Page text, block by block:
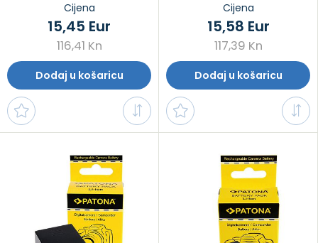
Cijena
116,41 Kn
15,45 Eur
Dodaj u košaricu
Cijena
117,39 Kn
15,58 Eur
Dodaj u košaricu